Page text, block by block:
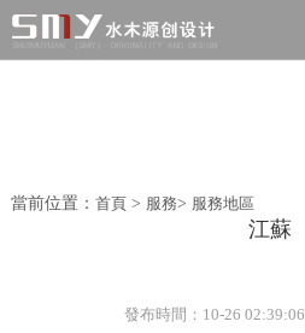
當前位置： 首頁> 服務> 服務地區
江蘇
發布時間：10-26 02:39:06